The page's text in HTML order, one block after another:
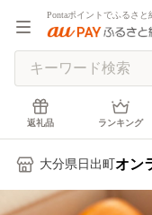
Pontaポイントでふるさと
返礼品 ランキング
大分県日出町 オン